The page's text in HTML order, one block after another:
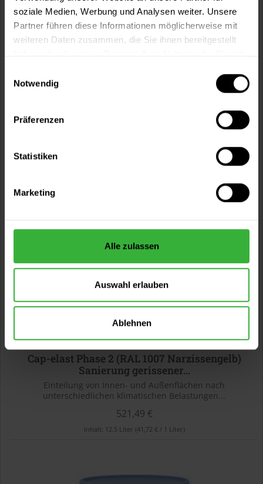
soziale Medien, Werbung und Analysen weiter. Unsere
Partner führen diese Informationen möglicherweise mit
weiteren Daten zusammen, die Sie ihnen bereitgestellt
Notwendig
Präferenzen
Statistiken
Marketing
Alle zulassen
Auswahl erlauben
Ablehnen
Cap-elast Phase 2 (RAL 1006 Maisgelb)
Einteilung von Innen- und Außenflächen nach
Cap-elast Phase 2 (RAL 1007 Narzissengelb)
Sanierung gerissener...
Einteilung von Innen- und Außenflächen nach
unterschiedlichen klimatischen Belastungen...
521,49 €
Inhalt: 12.5 Liter (41,72 € / 1 Liter)